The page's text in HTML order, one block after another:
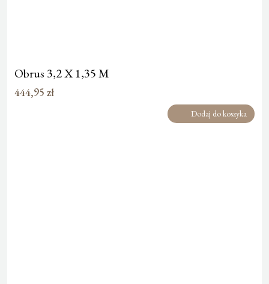
Obrus 3,2 X 1,35 M
444,95 zł
Dodaj do koszyka